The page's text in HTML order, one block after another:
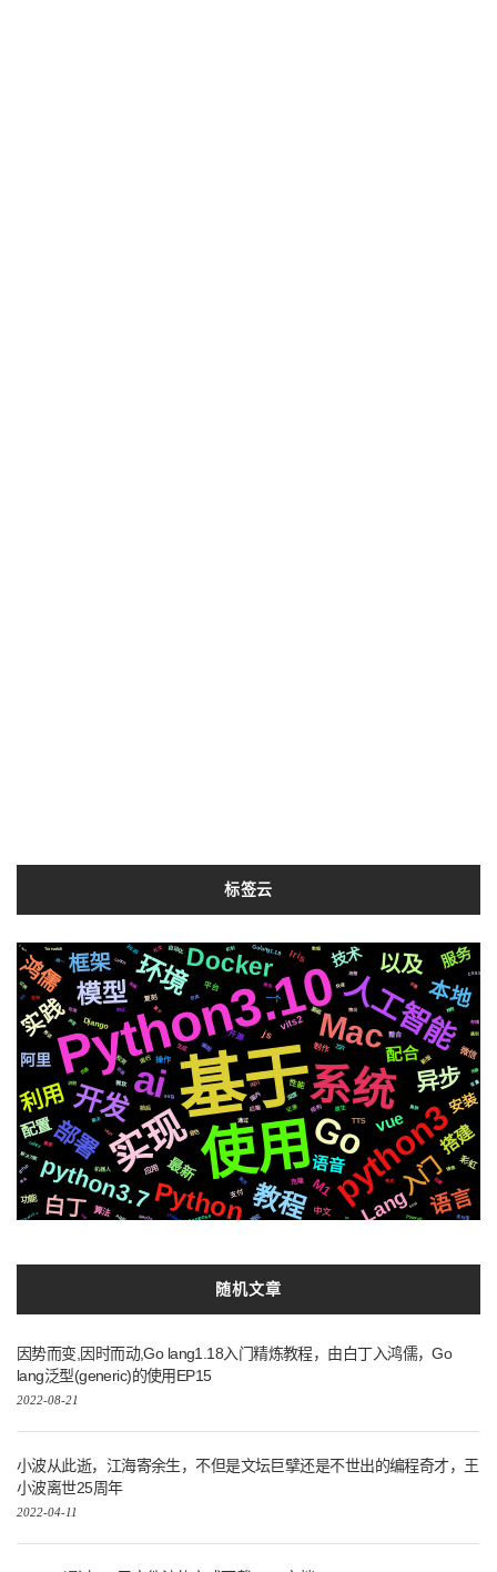
标签云
基于
使用
Python3.10
系统
ai
实现 Go
python3
Mac
人工智能
开发
环境
教程
Python
模型
Docker
python3.7
异步
部署
以及
利用
实践
入门
框架
本地
白丁
鸿儒
语言
Lang
搭建
语音
配合
vue
技术
阿里
配置
服务
最新
安装
M1
js
Iris
vits2
中文
微信
算法
彩虹
功能
性能
开源
操作
制作
一个
应用
TTS
Django
平台
复刻
克隆
支付
api
整合
国内
后端
机器人
深度
记录
编程
通过
新版
Golang1.18
svg
生成
结构
运行
自动化
音色
响应
ffmpeg compose
原生
芯片
前后
检测
微软
基础
2020
动画
合成
爬虫
属于 情况
协议
io
聊天
MacOs
页面
https
Pytorch 支付宝
简历
快速
识别
布局
集群
流程
声音
可用
机制
社交 数据
centos
推送
需要
解决方案
格式
字幕
变量
推荐
celery
场景
阻塞
镜像
Apple
各种
存储
Tornado6
遇到
统一
CSS3
github
切换
Tornado5.1
EP02
进化
http
模拟
Logo
随机文章
因势而变,因时而动,Go lang1.18入门精炼教程，由白丁入鸿儒，Go
lang泛型(generic)的使用EP15
2022-08-21
小波从此逝，江海寄余生，不但是文坛巨擘还是不世出的编程奇才，王
小波离世25周年
2022-04-11